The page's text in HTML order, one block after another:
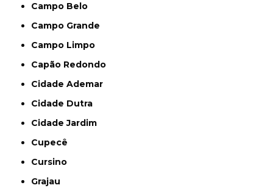
Campo Belo
Campo Grande
Campo Limpo
Capão Redondo
Cidade Ademar
Cidade Dutra
Cidade Jardim
Cupecê
Cursino
Grajau